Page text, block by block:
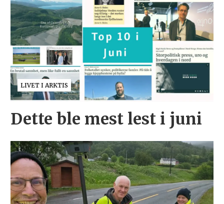
LIVET I ARKTIS
Dette ble mest lest i juni